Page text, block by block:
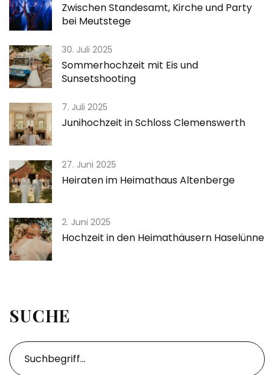
Zwischen Standesamt, Kirche und Party
bei Meutstege
30. Juli 2025
Sommerhochzeit mit Eis und
Sunsetshooting
7. Juli 2025
Junihochzeit in Schloss Clemenswerth
27. Juni 2025
Heiraten im Heimathaus Altenberge
2. Juni 2025
Hochzeit in den Heimathäusern Haselünne
SUCHE